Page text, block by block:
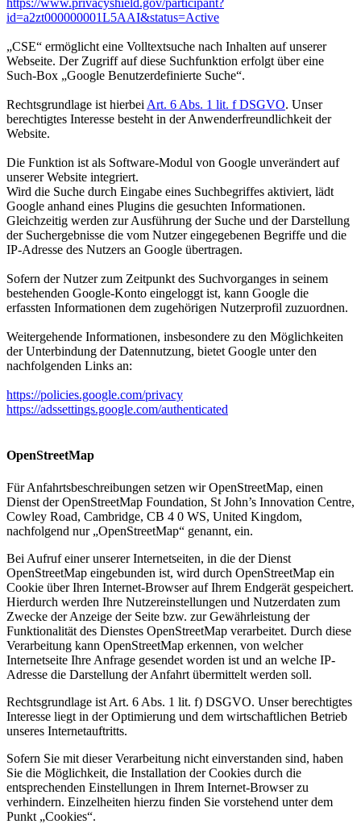
https://www.privacyshield.gov/participant?
id=a2zt000000001L5AAI&status=Active
„CSE“ ermöglicht eine Volltextsuche nach Inhalten auf unserer
Webseite. Der Zugriff auf diese Suchfunktion erfolgt über eine
Such-Box „Google Benutzerdefinierte Suche“.
Rechtsgrundlage ist hierbei Art. 6 Abs. 1 lit. f DSGVO. Unser
berechtigtes Interesse besteht in der Anwenderfreundlichkeit der
Website.
Die Funktion ist als Software-Modul von Google unverändert auf
unserer Website integriert.
Wird die Suche durch Eingabe eines Suchbegriffes aktiviert, lädt
Google anhand eines Plugins die gesuchten Informationen.
Gleichzeitig werden zur Ausführung der Suche und der Darstellung
der Suchergebnisse die vom Nutzer eingegebenen Begriffe und die
IP-Adresse des Nutzers an Google übertragen.
Sofern der Nutzer zum Zeitpunkt des Suchvorganges in seinem
bestehenden Google-Konto eingeloggt ist, kann Google die
erfassten Informationen dem zugehörigen Nutzerprofil zuzuordnen.
Weitergehende Informationen, insbesondere zu den Möglichkeiten
der Unterbindung der Datennutzung, bietet Google unter den
nachfolgenden Links an:
https://policies.google.com/privacy
https://adssettings.google.com/authenticated
OpenStreetMap
Für Anfahrtsbeschreibungen setzen wir OpenStreetMap, einen
Dienst der OpenStreetMap Foundation, St John’s Innovation Centre,
Cowley Road, Cambridge, CB 4 0 WS, United Kingdom,
nachfolgend nur „OpenStreetMap“ genannt, ein.
Bei Aufruf einer unserer Internetseiten, in die der Dienst
OpenStreetMap eingebunden ist, wird durch OpenStreetMap ein
Cookie über Ihren Internet-Browser auf Ihrem Endgerät gespeichert.
Hierdurch werden Ihre Nutzereinstellungen und Nutzerdaten zum
Zwecke der Anzeige der Seite bzw. zur Gewährleistung der
Funktionalität des Dienstes OpenStreetMap verarbeitet. Durch diese
Verarbeitung kann OpenStreetMap erkennen, von welcher
Internetseite Ihre Anfrage gesendet worden ist und an welche IP-
Adresse die Darstellung der Anfahrt übermittelt werden soll.
Rechtsgrundlage ist Art. 6 Abs. 1 lit. f) DSGVO. Unser berechtigtes
Interesse liegt in der Optimierung und dem wirtschaftlichen Betrieb
unseres Internetauftritts.
Sofern Sie mit dieser Verarbeitung nicht einverstanden sind, haben
Sie die Möglichkeit, die Installation der Cookies durch die
entsprechenden Einstellungen in Ihrem Internet-Browser zu
verhindern. Einzelheiten hierzu finden Sie vorstehend unter dem
Punkt „Cookies“.